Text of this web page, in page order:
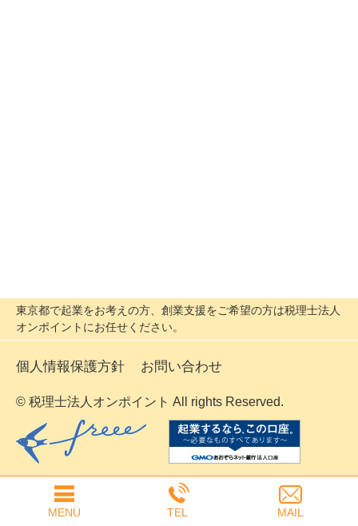
東京都で起業をお考えの方、創業支援をご希望の方は税理士法人
オンポイントにお任せください。
個人情報保護方針 お問い合わせ
© 税理士法人オンポイント All rights Reserved.
MENU TEL MAIL